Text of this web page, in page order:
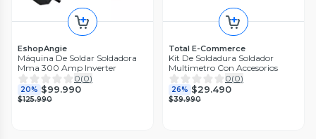
EshopAngie
Máquina De Soldar Soldadora
Mma 300 Amp Inverter
0(0)
20% $99.990
$125.990
Total E-Commerce
Kit De Soldadura Soldador
Multimetro Con Accesorios
0(0)
26% $29.490
$39.990